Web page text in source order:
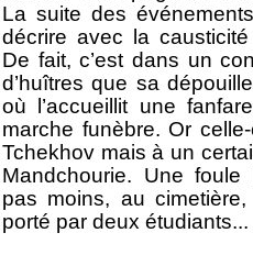
La suite des
décrire avec la
De fait, c’est dans un
d’huîtres que sa
où l’accueillit une
marche funèbre. Or
Tchekhov mais à un
Mandchourie. Une foule
pas moins, au
porté par deux étudiants...